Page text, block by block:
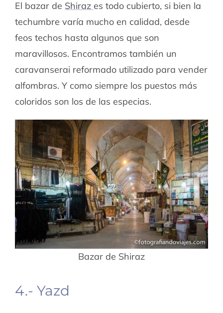
El bazar de Shiraz es todo cubierto, si bien la
techumbre varía mucho en calidad, desde
feos techos hasta algunos que son
maravillosos. Encontramos también un
caravanserai reformado utilizado para vender
alfombras. Y como siempre los puestos más
coloridos son los de las especias.
Bazar de Shiraz
4.- Yazd